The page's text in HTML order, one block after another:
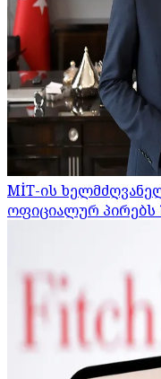
MİT-ის
ოფიციალურ პირებს